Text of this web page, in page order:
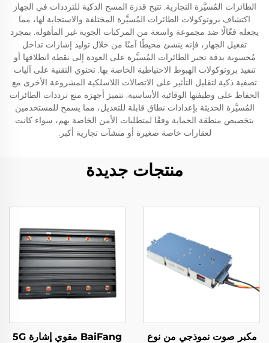
الطائرات المُسيَّرة التجارية. تتيح قدرة المسح الذكية للترددات في الجهاز
اكتشاف بروتوكولات الطائرات المُسيَّرة المختلفة والاستجابة لها، مما
يجعله فعّالًا ضد مجموعة واسعة من المركبات الجوية غير المأهولة. بمجرد
تفعيل الجهاز، فإنه ينشئ محيطًا آمنًا من خلال توليد إشارات تداخل
مُحسوبة بدقة تجبر الطائرات المُسيَّرة على العودة إلى نقطة انطلاقها أو
تنفيذ بروتوكولات الهبوط الاحتياطية الخاصة بها. تحتوي التقنية على آليات
تصفية ذكية لتقليل التأثير على الاتصالات اللاسلكية المشروعة الأخرى مع
الحفاظ على وظيفتها الوقائية الأساسية. تتميز أجهزة منع ترددات الطائرات
المُسيَّرة الحديثة بإعدادات نطاق قابلة للتعديل، مما يسمح للمستخدمين
بتخصيص منطقة الحماية وفقًا لمتطلبات الأمن الخاصة بهم، سواء كانت
لعقارات خاصة صغيرة أو منشآت تجارية أكبر.
منتجات جديدة
مكبر صوت نموذجي من نوع
BaiFang مقوي إشارة 5G